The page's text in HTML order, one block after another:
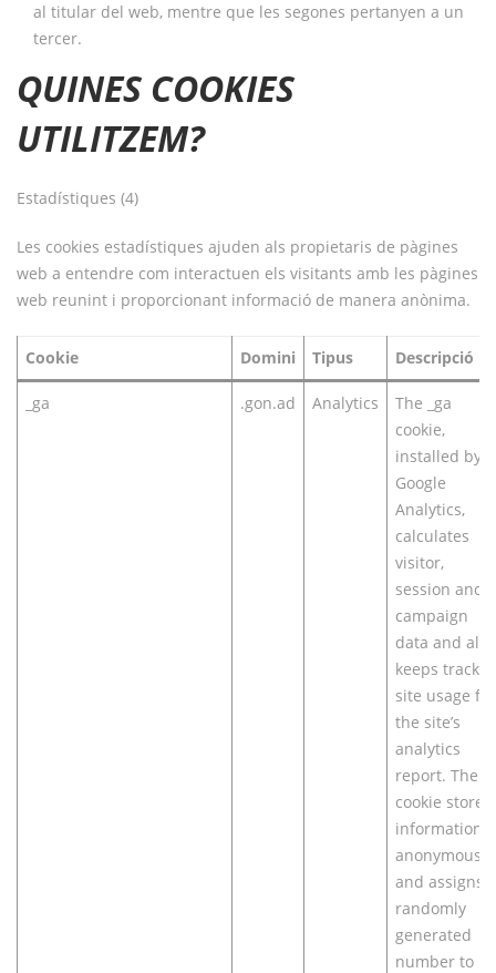
al titular del web, mentre que les segones pertanyen a un
tercer.
QUINES COOKIES
UTILITZEM?
Estadístiques (4)
Les cookies estadístiques ajuden als propietaris de pàgines
web a entendre com interactuen els visitants amb les pàgines
web reunint i proporcionant informació de manera anònima.
Cookie Domini Tipus Descripció
_ga .gon.ad Analytics
The _ga
cookie,
installed by
Google
Analytics,
calculates
visitor,
session and
campaign
data and also
keeps track
site usage for
the site’s
analytics
report. The
cookie stores
information
anonymously
and assigns a
randomly
generated
number to